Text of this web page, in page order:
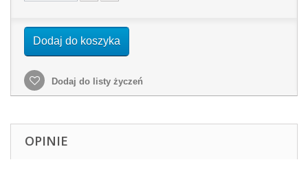
Dodaj do koszyka
Dodaj do listy życzeń
OPINIE